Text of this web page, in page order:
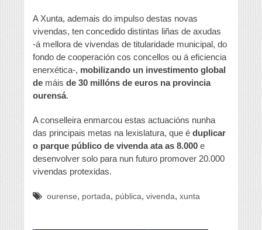
A Xunta, ademais do impulso destas novas
vivendas, ten concedido distintas liñas de axudas
-á mellora de vivendas de titularidade municipal, do
fondo de cooperación cos concellos ou á eficiencia
enerxética-, mobilizando un investimento global
de máis de 30 millóns de euros na provincia
ourensá.
A conselleira enmarcou estas actuacións nunha
das principais metas na lexislatura, que é duplicar
o parque público de vivenda ata as 8.000 e
desenvolver solo para nun futuro promover 20.000
vivendas protexidas.
ourense, portada, pública, vivenda, xunta